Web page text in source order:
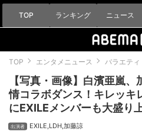
TOP ランキング ニュース
TOP エンタメニュース バラエティ
【写真・画像】白濱亜嵐
情コラボダンス！キレッキ
にEXILEメンバーも大盛り
EXILE,LDH,加藤諒